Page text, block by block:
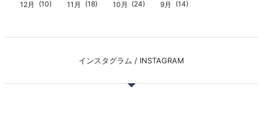
12月 (10) 11月 (18) 10月 (24) 9月 (14)
インスタグラム / INSTAGRAM